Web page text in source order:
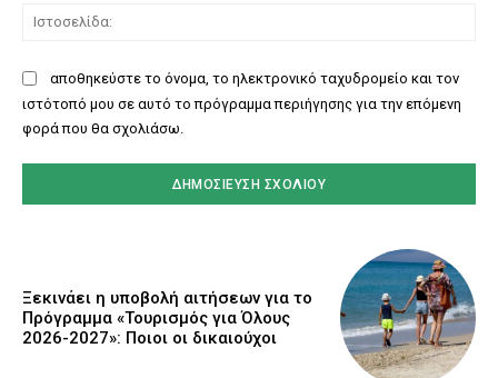
αποθηκεύστε το όνομα, το ηλεκτρονικό ταχυδρομείο και τον
ιστότοπό μου σε αυτό το πρόγραμμα περιήγησης για την επόμενη
φορά που θα σχολιάσω.
Ξεκινάει η υποβολή αιτήσεων για το
Πρόγραμμα «Τουρισμός για Όλους
2026-2027»: Ποιοι οι δικαιούχοι